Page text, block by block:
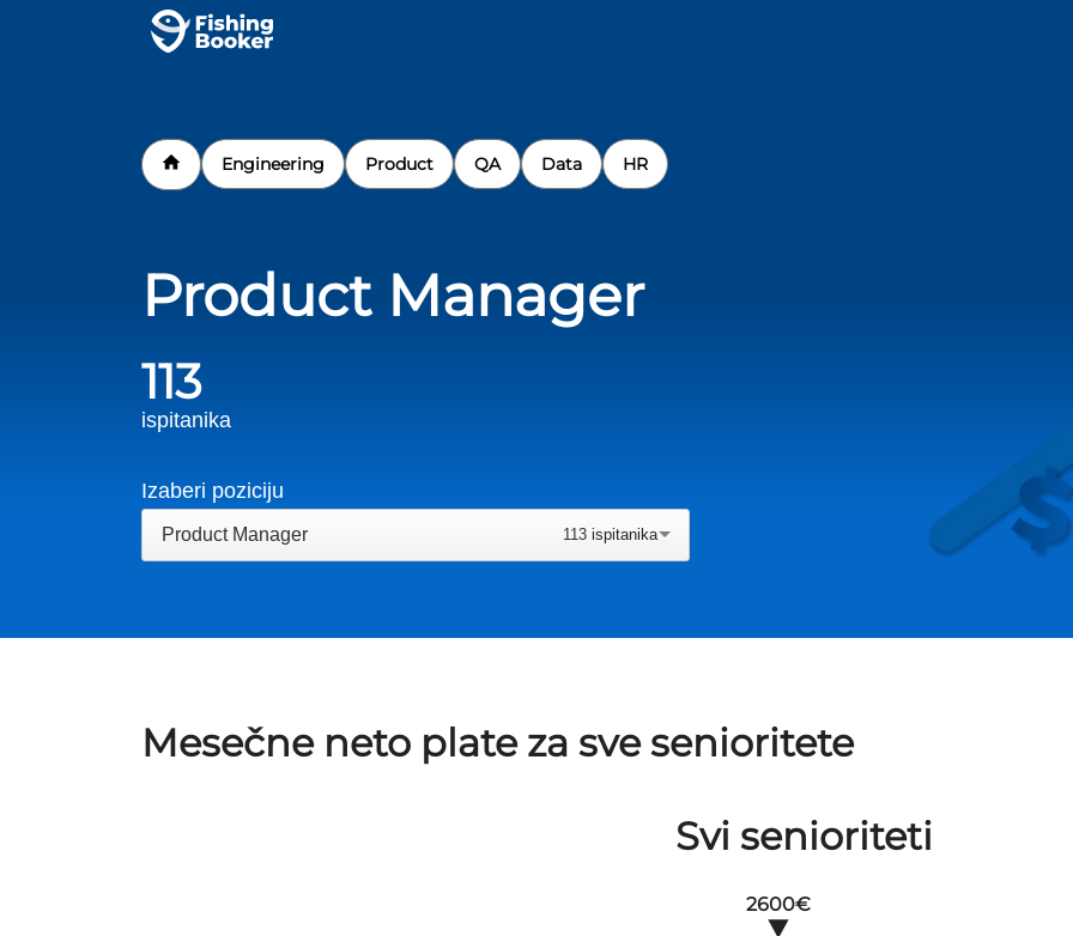
Engineering Product QA Data HR
Product Manager
113
ispitanika
Izaberi poziciju
Product Manager 113 ispitanika
Mesečne neto plate za sve senioritete
Svi senioriteti
2600€